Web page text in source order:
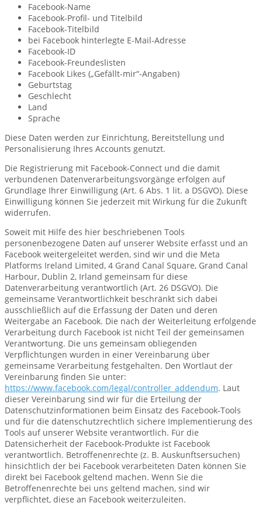
Facebook-Name
Facebook-Profil- und Titelbild
Facebook-Titelbild
bei Facebook hinterlegte E-Mail-Adresse
Facebook-ID
Facebook-Freundeslisten
Facebook Likes („Gefällt-mir“-Angaben)
Geburtstag
Geschlecht
Land
Sprache
Diese Daten werden zur Einrichtung, Bereitstellung und
Personalisierung Ihres Accounts genutzt.
Die Registrierung mit Facebook-Connect und die damit
verbundenen Datenverarbeitungsvorgänge erfolgen auf
Grundlage Ihrer Einwilligung (Art. 6 Abs. 1 lit. a DSGVO). Diese
Einwilligung können Sie jederzeit mit Wirkung für die Zukunft
widerrufen.
Soweit mit Hilfe des hier beschriebenen Tools
personenbezogene Daten auf unserer Website erfasst und an
Facebook weitergeleitet werden, sind wir und die Meta
Platforms Ireland Limited, 4 Grand Canal Square, Grand Canal
Harbour, Dublin 2, Irland gemeinsam für diese
Datenverarbeitung verantwortlich (Art. 26 DSGVO). Die
gemeinsame Verantwortlichkeit beschränkt sich dabei
ausschließlich auf die Erfassung der Daten und deren
Weitergabe an Facebook. Die nach der Weiterleitung erfolgende
Verarbeitung durch Facebook ist nicht Teil der gemeinsamen
Verantwortung. Die uns gemeinsam obliegenden
Verpflichtungen wurden in einer Vereinbarung über
gemeinsame Verarbeitung festgehalten. Den Wortlaut der
Vereinbarung finden Sie unter:
https://www.facebook.com/legal/controller_addendum. Laut
dieser Vereinbarung sind wir für die Erteilung der
Datenschutzinformationen beim Einsatz des Facebook-Tools
und für die datenschutzrechtlich sichere Implementierung des
Tools auf unserer Website verantwortlich. Für die
Datensicherheit der Facebook-Produkte ist Facebook
verantwortlich. Betroffenenrechte (z. B. Auskunftsersuchen)
hinsichtlich der bei Facebook verarbeiteten Daten können Sie
direkt bei Facebook geltend machen. Wenn Sie die
Betroffenenrechte bei uns geltend machen, sind wir
verpflichtet, diese an Facebook weiterzuleiten.